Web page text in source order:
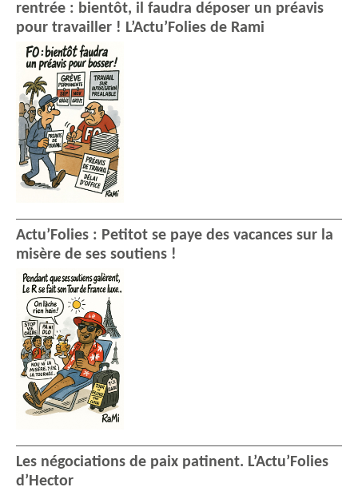
rentrée : bientôt, il faudra déposer un préavis
pour travailler ! L’Actu’Folies de Rami
Actu’Folies : Petitot se paye des vacances sur la
misère de ses soutiens !
Les négociations de paix patinent. L’Actu’Folies
d’Hector